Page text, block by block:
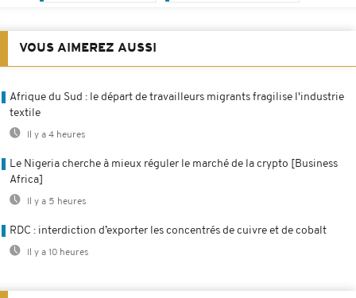
VOUS AIMEREZ AUSSI
Afrique du Sud : le départ de travailleurs migrants fragilise l'industrie
textile
Il y a 4 heures
Le Nigeria cherche à mieux réguler le marché de la crypto [Business
Africa]
Il y a 5 heures
RDC : interdiction d’exporter les concentrés de cuivre et de cobalt
Il y a 10 heures